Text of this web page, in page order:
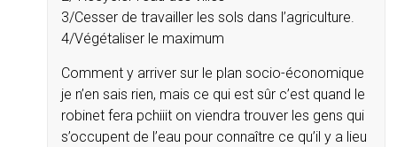
3/Cesser de travailler les sols dans l’agriculture.
4/Végétaliser le maximum
Comment y arriver sur le plan socio-économique
je n’en sais rien, mais ce qui est sûr c’est quand le
robinet fera pchiiit on viendra trouver les gens qui
s’occupent de l’eau pour connaître ce qu’il y a lieu